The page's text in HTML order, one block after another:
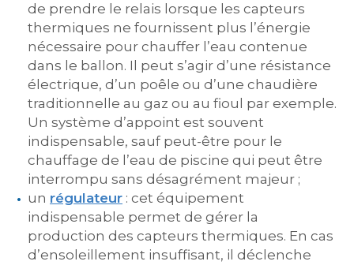
de prendre le relais lorsque les capteurs
thermiques ne fournissent plus l’énergie
nécessaire pour chauffer l’eau contenue
dans le ballon. Il peut s’agir d’une résistance
électrique, d’un poêle ou d’une chaudière
traditionnelle au gaz ou au fioul par exemple.
Un système d’appoint est souvent
indispensable, sauf peut-être pour le
chauffage de l’eau de piscine qui peut être
interrompu sans désagrément majeur ;
un régulateur : cet équipement
indispensable permet de gérer la
production des capteurs thermiques. En cas
d’ensoleillement insuffisant, il déclenche